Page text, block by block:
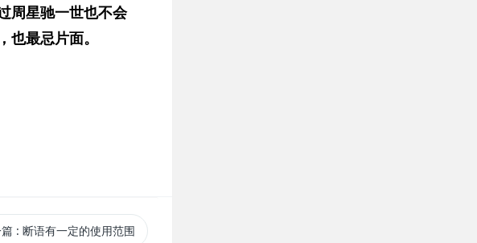
周星驰一世也不会
最忌片面。
: 断语有一定的使用范围